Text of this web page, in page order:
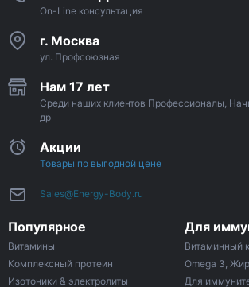
On-Line консультация
г. Москва
ул. Профсоюзная
Нам 17 лет
Среди наших клиентов Профессионалы,
др
Акции
Товары по выгодной цене
Sales@Energy-Body.ru
Популярное
Витамины
Комплексный протеин
Изотоники & электролиты
Для
Витаминный
Omega 3,
Для